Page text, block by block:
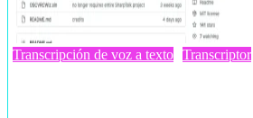
Transcripción de voz a texto Transcriptor